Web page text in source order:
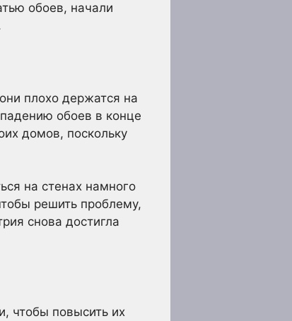
обоев, начали
плохо держатся на
обоев в конце
домов, поскольку
на стенах намного
решить проблему,
снова достигла
чтобы повысить их